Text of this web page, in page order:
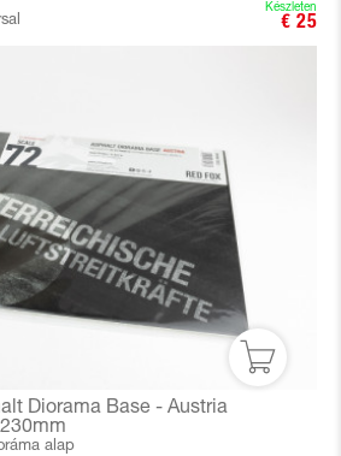
Készleten
€ 25
Diorama Base - Austria
alap